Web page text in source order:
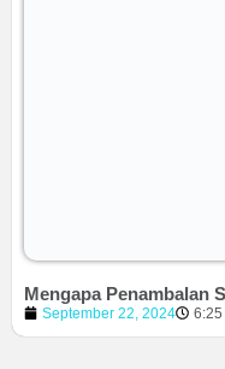
Mengapa Penambalan
September 22, 2024